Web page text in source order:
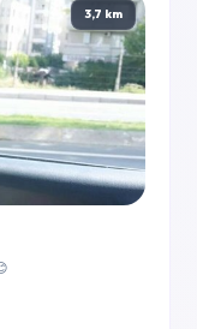
3,7 km